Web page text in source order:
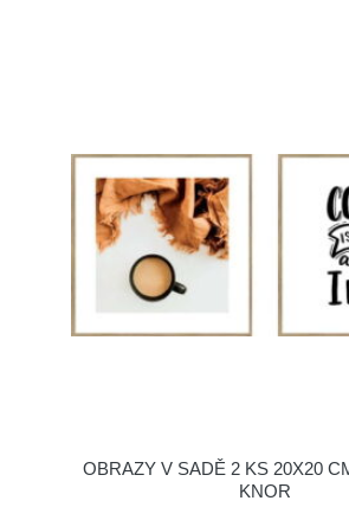
OBRAZY V SADĚ 2 KS 20X20
KNOR